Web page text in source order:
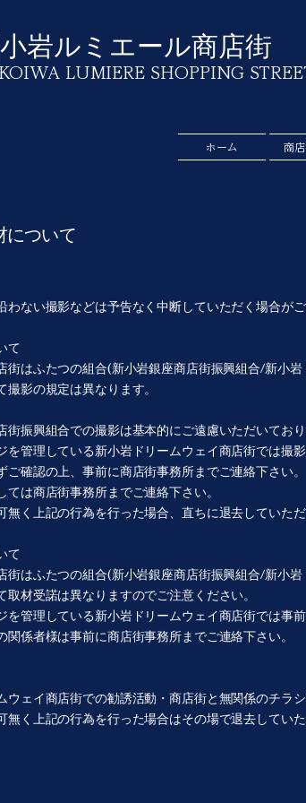
岩ルミエール商店街
LUMIERE SHOPPING
ホーム 商
ついて
わない撮影などは予告なく中断していただく場合が
て
街はふたつの組合(新小岩銀座商店街振興組合/新小
影の規定は異なります。
街振興組合での撮影は基本的にご遠慮いただいており
を管理している新小岩ドリームウェイ商店街では撮
ご確認の上、事前に商店街事務所までご連絡下さい。
ては商店街事務所までご連絡下さい。
無く上記の行為を行った場合、直ちに退去していただ
て
街はふたつの組合(新小岩銀座商店街振興組合/新小
取材受諾は異なりますのでご注意ください。
を管理している新小岩ドリームウェイ商店街では事
関係者様は事前に商店街事務所までご連絡下さい。
ウェイ商店街での勧誘活動・商店街と無関係のチラ
無く上記の行為を行った場合はその場で退去していた